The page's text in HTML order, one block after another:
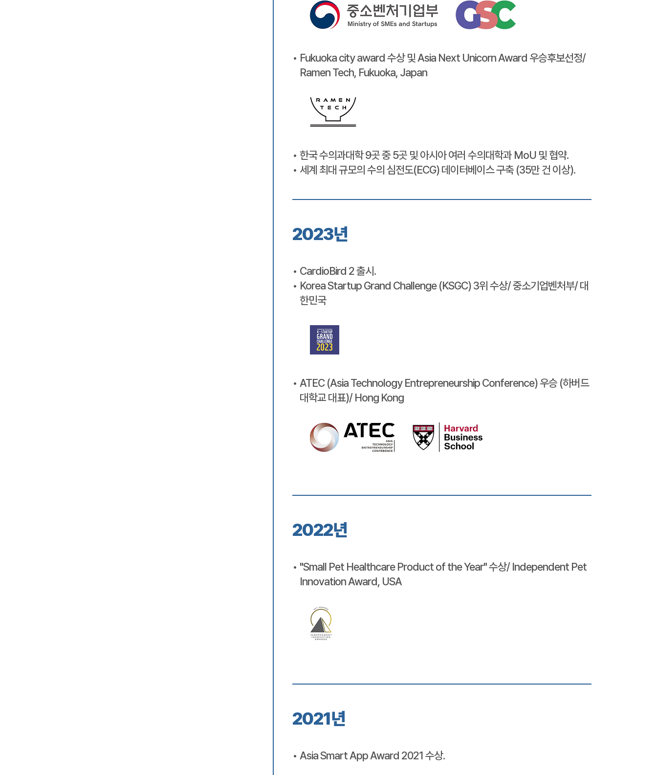
Fukuoka city award 수상 및 Asia Next Unicorn Award 우승후보선정/
Ramen Tech, Fukuoka, Japan
한국 수의과대학 9곳 중 5곳 및 아시아 여러 수의대학과 MoU 및 협약.
세계 최대 규모의 수의 심전도(ECG) 데이터베이스 구축 (35만 건 이상).
2023년
CardioBird 2 출시.
Korea Startup Grand Challenge (KSGC) 3위 수상/ 중소기업벤처부/ 대
한민국
ATEC (Asia Technology Entrepreneurship Conference) 우승 (하버드
대학교 대표)/ Hong Kong
2022년
"Small Pet Healthcare Product of the Year" 수상/ Independent Pet
Innovation Award, USA
2021년
Asia Smart App Award 2021 수상.